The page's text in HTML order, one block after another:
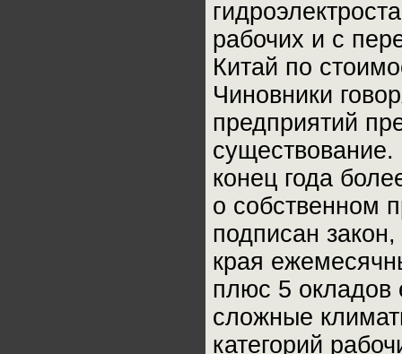
рабочих и с
Китай по
Чиновники
предприятий
существование.
конец года
о собственном
подписан
края
плюс 5 окладов
сложные
категорий